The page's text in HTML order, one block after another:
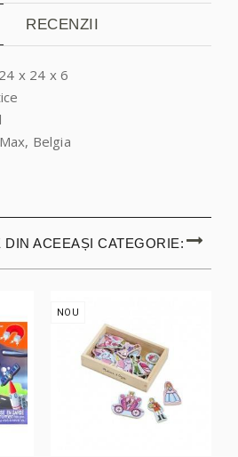
RECENZII
24 x 24 x 6
Belgia
DIN ACEEAȘI CATEGORIE:
NOU